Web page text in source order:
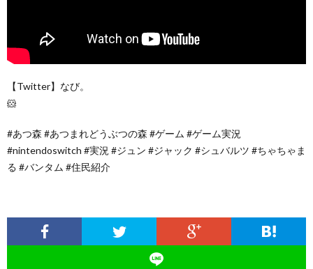
【Twitter】なび。
🐹
#あつ森 #あつまれどうぶつの森 #ゲーム #ゲーム実況
#nintendoswitch #実況 #ジュン #ジャック #シュバルツ #ちゃちゃま
る #バンタム #住民紹介